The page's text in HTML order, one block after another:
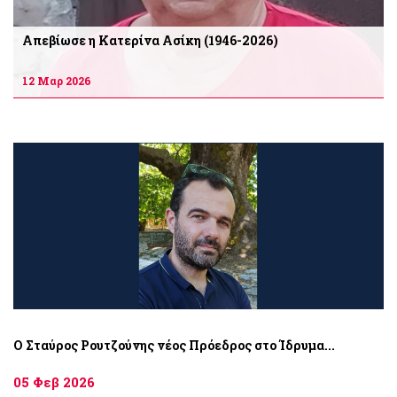
Απεβίωσε η Κατερίνα Ασίκη (1946-2026)
12 Μαρ 2026
O Σταύρος Ρουτζούνης νέος Πρόεδρος στο Ίδρυμα...
05 Φεβ 2026